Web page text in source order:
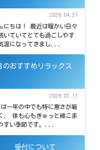
2026.04.21
にちは！ 最近は暖かい日々
いていてとても過ごしやす
温になってきまし...
のおすすめリラックス
2026.02.17
は一年の中でも特に寒さが厳
、 体も心もぎゅっと縮こま
すい季節です。...
受付について